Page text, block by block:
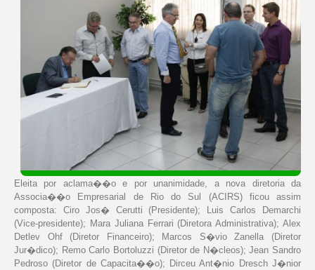
Eleita por aclama��o e por unanimidade, a nova diretoria da
Associa��o Empresarial de Rio do Sul (ACIRS) ficou assim
composta: Ciro Jos� Cerutti (Presidente); Luis Carlos Demarchi
(Vice-presidente); Mara Juliana Ferrari (Diretora Administrativa); Alex
Detlev Ohf (Diretor Financeiro); Marcos S�vio Zanella (Diretor
Jur�dico); Remo Carlo Bortoluzzi (Diretor de N�cleos); Jean Sandro
Pedroso (Diretor de Capacita��o); Dirceu Ant�nio Dresch J�nior